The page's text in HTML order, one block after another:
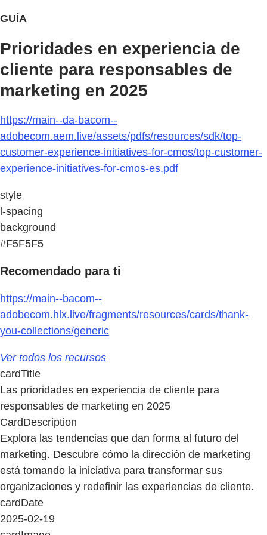
GUÍA
Prioridades en experiencia de
cliente para responsables de
marketing en 2025
https://main--da-bacom--
adobecom.aem.live/assets/pdfs/resources/sdk/top-
customer-experience-initiatives-for-cmos/top-customer-
experience-initiatives-for-cmos-es.pdf
style
l-spacing
background
#F5F5F5
Recomendado para ti
https://main--bacom--
adobecom.hlx.live/fragments/resources/cards/thank-
you-collections/generic
Ver todos los recursos
cardTitle
Las prioridades en experiencia de cliente para
responsables de marketing en 2025
CardDescription
Explora las tendencias que dan forma al futuro del
marketing. Descubre cómo la dirección de marketing
está tomando la iniciativa para transformar sus
organizaciones y redefinir las experiencias de cliente.
cardDate
2025-02-19